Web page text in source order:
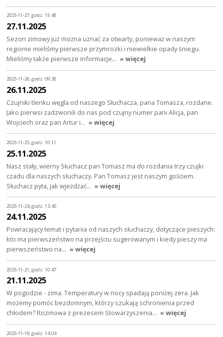
2025-11-27, godz. 15:48
27.11.2025
Sezon zimowy już można uznać za otwarty, ponieważ w naszym
regionie mieliśmy pierwsze przymrozki i niewielkie opady śniegu.
Mieliśmy także pierwsze informacje… » więcej
2025-11-26, godz. 09:38
26.11.2025
Czujniki tlenku węgla od naszego Słuchacza, pana Tomasza, rozdane.
Jako pierwsi zadzwonili do nas pod czujny numer pani Alicja, pan
Wojciech oraz pan Artur i… » więcej
2025-11-25, godz. 10:11
25.11.2025
Nasz stały, wierny Słuchacz pan Tomasz ma do rozdania trzy czujki
czadu dla naszych słuchaczy. Pan Tomasz jest naszym gościem.
Słuchacz pyta, jak wjeżdżać… » więcej
2025-11-24, godz. 13:45
24.11.2025
Powracający temat i pytania od naszych słuchaczy, dotyczące pieszych:
kto ma pierwszeństwo na przejściu sugerowanym i kiedy pieszy ma
pierwszeństwo na… » więcej
2025-11-21, godz. 10:47
21.11.2025
W pogodzie - zima. Temperatury w nocy spadają poniżej zera. Jak
możemy pomóc bezdomnym, którzy szukają schronienia przed
chłodem? Rozmowa z prezesem Stowarzyszenia… » więcej
2025-11-19, godz. 14:04